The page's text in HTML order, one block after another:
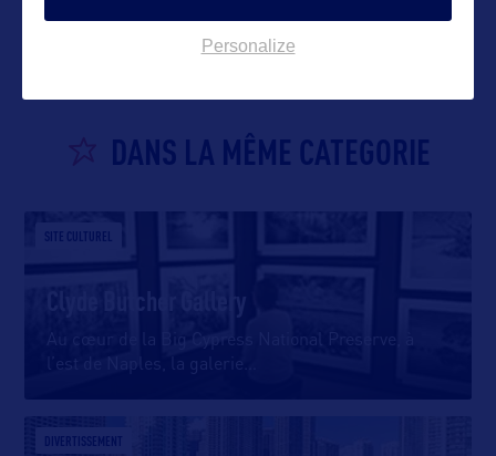
DANS LA MÊME CATEGORIE
SITE CULTUREL
Clyde Butcher Gallery
Au cœur de la Big Cypress National Preserve, à
l’est de Naples, la galerie
DIVERTISSEMENT
Personalize